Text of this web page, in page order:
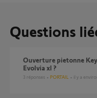
Questions
Ouverture pietonne Keygo RTS 4 touches avec moteur
Evolvia xl ?
3 réponses PORTAIL il y a